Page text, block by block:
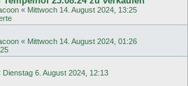
« Mittwoch 14. August 2024, 13:25
« Mittwoch 14. August 2024, 01:26
Dienstag 6. August 2024, 12:13